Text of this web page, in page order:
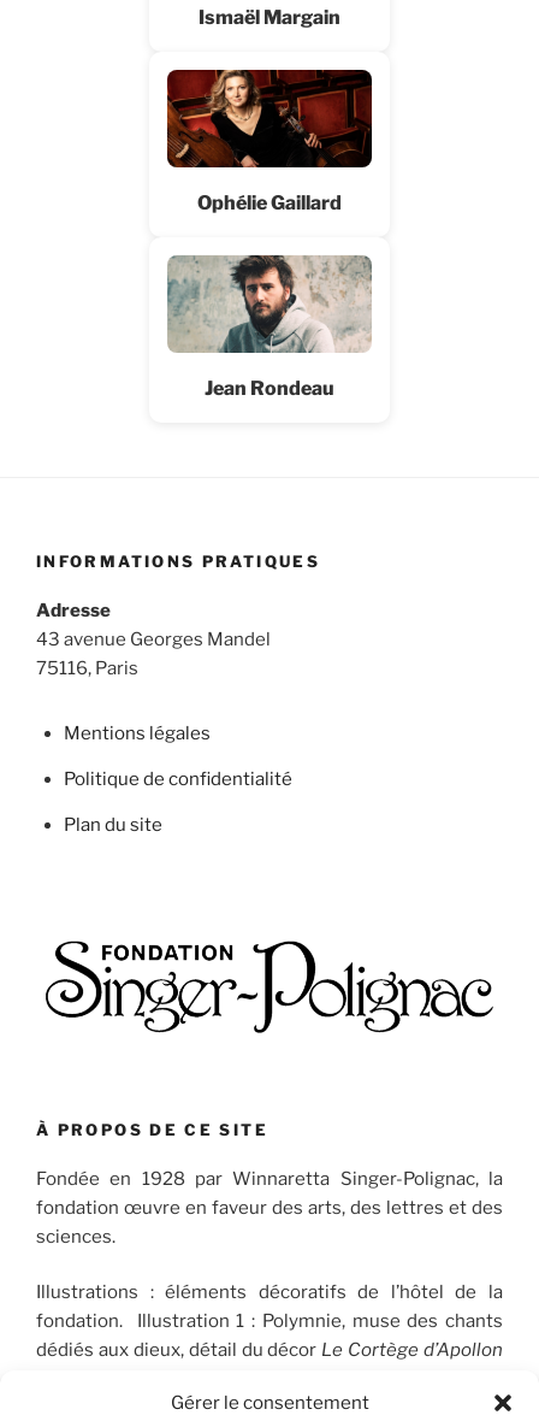
Gérer le consentement
Ismaël Margain
Ophélie Gaillard
Jean Rondeau
INFORMATIONS PRATIQUES
Adresse
43 avenue Georges Mandel
75116, Paris
Mentions légales
Politique de confidentialité
Plan du site
À PROPOS DE CE SITE
Fondée en 1928 par Winnaretta Singer-Polignac, la
fondation œuvre en faveur des arts, des lettres et des
sciences.
Illustrations : éléments décoratifs de l’hôtel de la
fondation. Illustration 1 : Polymnie, muse des chants
dédiés aux dieux, détail du décor Le Cortège d’Apollon
orne le plafond du Salon de musique. © FSP/OLG